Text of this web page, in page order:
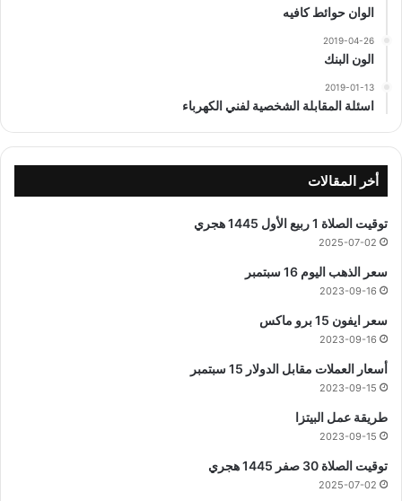
الوان حوائط كافيه
2019-04-26
الون البنك
2019-01-13
اسئلة المقابلة الشخصية لفني الكهرباء
أخر المقالات
توقيت الصلاة 1 ربيع الأول 1445 هجري
2025-07-02
سعر الذهب اليوم 16 سبتمبر
2023-09-16
سعر ايفون 15 برو ماكس
2023-09-16
أسعار العملات مقابل الدولار 15 سبتمبر
2023-09-15
طريقة عمل البيتزا
2023-09-15
توقيت الصلاة 30 صفر 1445 هجري
2025-07-02